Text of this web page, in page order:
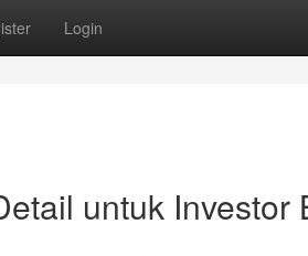
Login
untuk Investor